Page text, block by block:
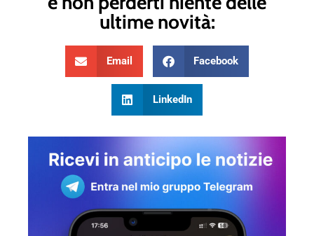
ultime novità:
Email Facebook
LinkedIn